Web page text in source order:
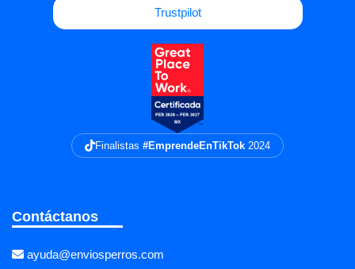
Trustpilot
Finalistas #EmprendeEnTikTok 2024
Contáctanos
ayuda@enviosperros.com